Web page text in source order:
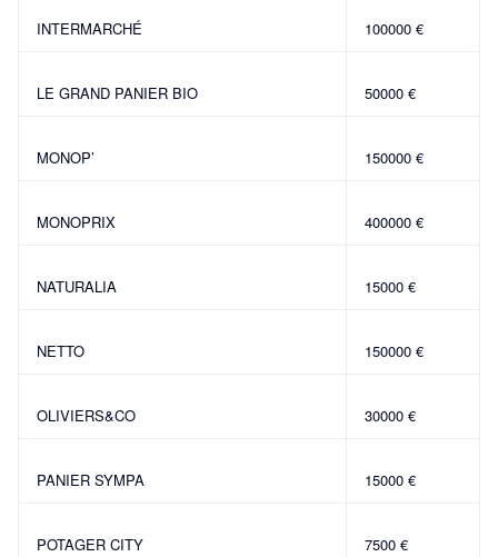
INTERMARCHÉ 100000 €
LE GRAND PANIER BIO 50000 €
MONOP’ 150000 €
MONOPRIX 400000 €
NATURALIA 15000 €
NETTO 150000 €
OLIVIERS&CO 30000 €
PANIER SYMPA 15000 €
POTAGER CITY 7500 €